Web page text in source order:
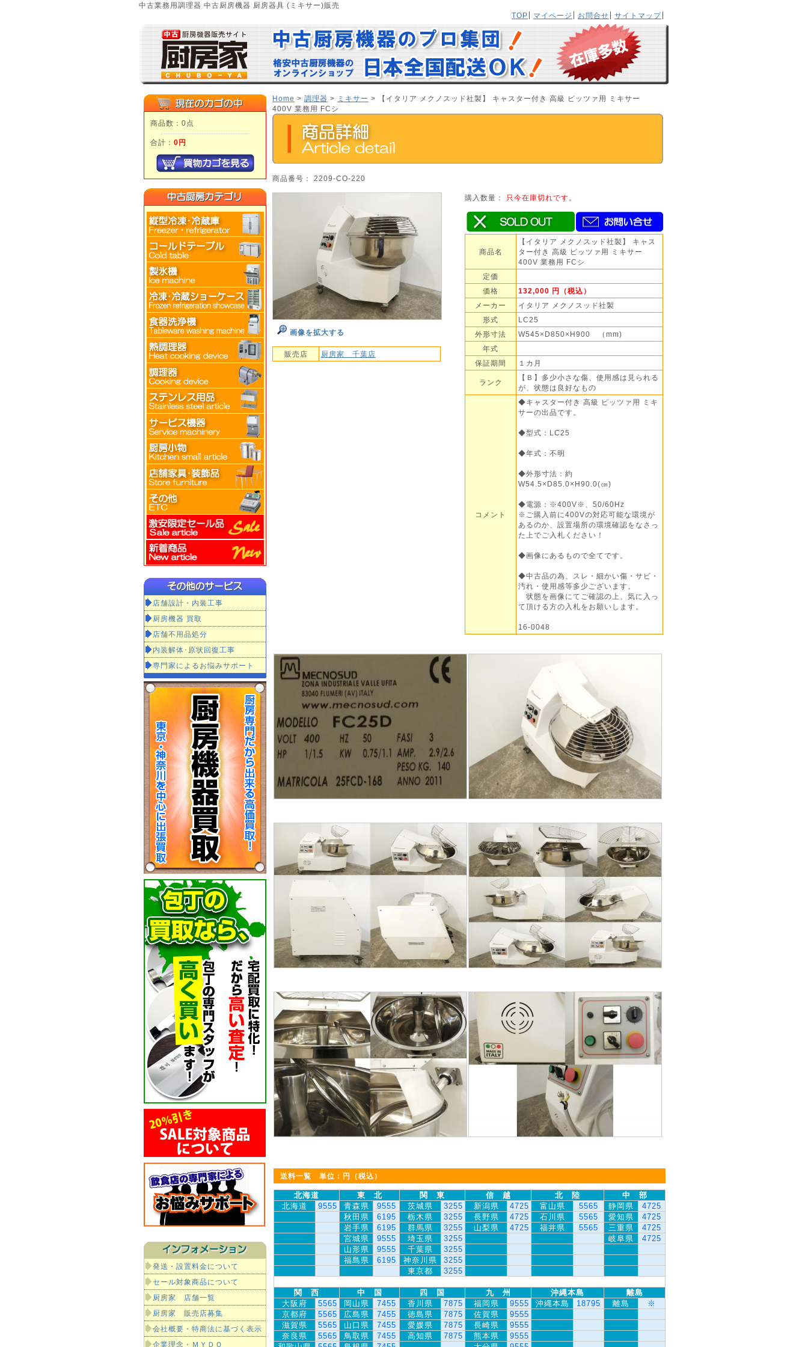
中古業務用調理器 中古厨房機器 厨房器具 (ミキサー)販売
TOP
マイページ お問合せ サイトマップ
商品数：0点
合計： 0円
店舗設計・内装工事
厨房機器 買取
店舗不用品処分
内装解体･原状回復工事
専門家によるお悩みサポート
発送・設置料金について
セール対象商品について
厨房家 店舗一覧
厨房家 販売店募集
会社概要・特商法に基づく表示
企業理念・ＭＹＤＯ
Home > 調理器 > ミキサー > 【イタリア メクノスッド社製】 キャスター付き 高級 ピッツァ用 ミキサー
400V 業務用 FCシ
商品番号： 2209-CO-220
画像を拡大する
販売店 厨房家 千葉店
購入数量： 只今在庫切れです。
商品名
【イタリア メクノスッド社製】 キャス
ター付き 高級 ピッツァ用 ミキサー
400V 業務用 FCシ
定価
価格
132,000 円（税込）
メーカー
イタリア メクノスッド社製
形式
LC25
外形寸法
W545×D850×H900 （mm)
年式
保証期間
１カ月
ランク
【Ｂ】多少小さな傷、使用感は見られる
が、状態は良好なもの
コメント
◆キャスター付き 高級 ピッツァ用 ミキ
サーの出品です。
◆型式：LC25
◆年式：不明
◆外形寸法：約
W54.5×D85.0×H90.0(㎝)
◆電源：※400V※、50/60Hz
※ご購入前に400Vの対応可能な環境が
あるのか、設置場所の環境確認をなさっ
た上でご入札ください！
◆画像にあるもので全てです。
◆中古品の為、スレ・細かい傷・サビ・
汚れ・使用感等多少ございます。
状態を画像にてご確認の上、気に入っ
て頂ける方の入札をお願いします。
16-0048
送料一覧 単位：円（税込）
北海道 東 北 関 東 信 越 北 陸
中 部
北海道
9555 青森県 9555 茨城県 3255 新潟県 4725 富山県 5565 静岡県
4725
秋田県
6195 栃木県 3255 長野県 4725 石川県 5565 愛知県
4725
岩手県
6195 群馬県 3255 山梨県 4725 福井県 5565 三重県
4725
宮城県
9555 埼玉県 3255 岐阜県
4725
山形県
9555 千葉県
3255
福島県
6195 神奈川県
3255
東京都
3255
関 西 中 国 四 国 九 州 沖縄本島
離島
大阪府
5565 岡山県 7455 香川県 7875 福岡県 9555 沖縄本島 18795 離島
※
京都府
5565 広島県 7455 徳島県 7875 佐賀県
9555
滋賀県
5565 山口県 7455 愛媛県 7875 長崎県
9555
奈良県
5565 鳥取県 7455 高知県 7875 熊本県
9555